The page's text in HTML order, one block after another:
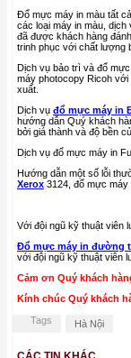
Đổ mực máy in màu tất
các loại máy in màu,
đã được khách hàng
trinh phục với chất lượng
Dịch vụ bảo trì và đổ
máy photocopy Ricoh
xuất.
Dịch vụ đổ mực máy in
hướng dẫn Quý khách
bởi giá thành và độ bền
Dịch vụ đổ mực máy in
Hướng dẫn một số lỗi
Xerox 3124, đổ mực
Với đội ngũ kỹ thuật viên
Đổ mực máy in đường
với đội ngũ kỹ thuật viên
Cảm ơn Quý khách
Kính chúc Quý khách
Tags
Hà Nội